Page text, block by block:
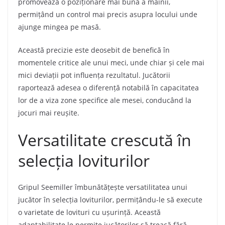
permițând un control mai precis asupra locului unde
ajunge mingea pe masă.
Această precizie este deosebit de benefică în
momentele critice ale unui meci, unde chiar și cele mai
mici deviații pot influența rezultatul. Jucătorii
raportează adesea o diferență notabilă în capacitatea
lor de a viza zone specifice ale mesei, conducând la
jocuri mai reușite.
Versatilitate crescută în
selecția loviturilor
Gripul Seemiller îmbunătățește versatilitatea unui
jucător în selecția loviturilor, permițându-le să execute
o varietate de lovituri cu ușurință. Această